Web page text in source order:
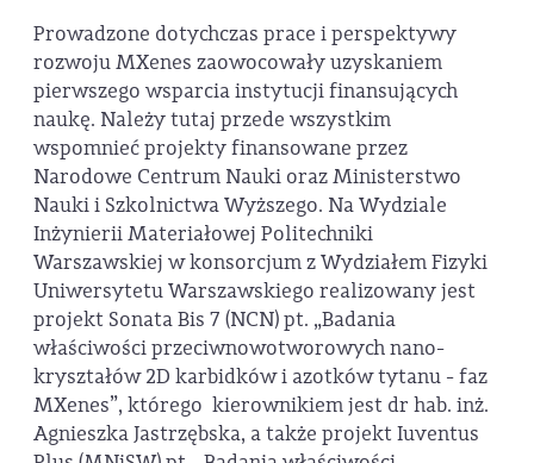
Prowadzone dotychczas prace i perspektywy
rozwoju MXenes zaowocowały uzyskaniem
pierwszego wsparcia instytucji finansujących
naukę. Należy tutaj przede wszystkim
wspomnieć projekty finansowane przez
Narodowe Centrum Nauki oraz Ministerstwo
Nauki i Szkolnictwa Wyższego. Na Wydziale
Inżynierii Materiałowej Politechniki
Warszawskiej w konsorcjum z Wydziałem Fizyki
Uniwersytetu Warszawskiego realizowany jest
projekt Sonata Bis 7 (NCN) pt. „Badania
właściwości przeciwnowotworowych nano-
kryształów 2D karbidków i azotków tytanu - faz
MXenes”, którego kierownikiem jest dr hab. inż.
Agnieszka Jastrzębska, a także projekt Iuventus